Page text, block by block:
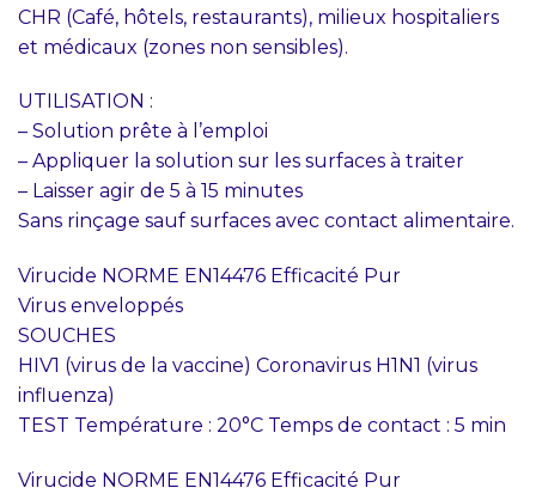
CHR (Café, hôtels, restaurants), milieux hospitaliers
et médicaux (zones non sensibles).
UTILISATION :
– Solution prête à l’emploi
– Appliquer la solution sur les surfaces à traiter
– Laisser agir de 5 à 15 minutes
Sans rinçage sauf surfaces avec contact alimentaire.
Virucide NORME EN14476 Efficacité Pur
Virus enveloppés
SOUCHES
HIV1 (virus de la vaccine) Coronavirus H1N1 (virus
influenza)
TEST Température : 20°C Temps de contact : 5 min
Virucide NORME EN14476 Efficacité Pur